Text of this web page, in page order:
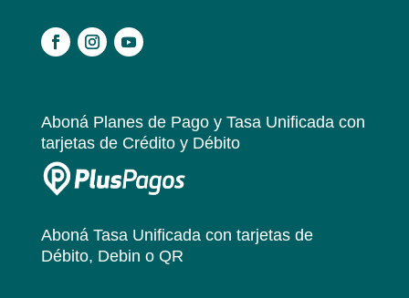
Aboná Planes de Pago y Tasa Unificadacon
tarjetas de Crédito y Débito
Aboná Tasa Unificadacon tarjetas de
Débito, Debin o QR